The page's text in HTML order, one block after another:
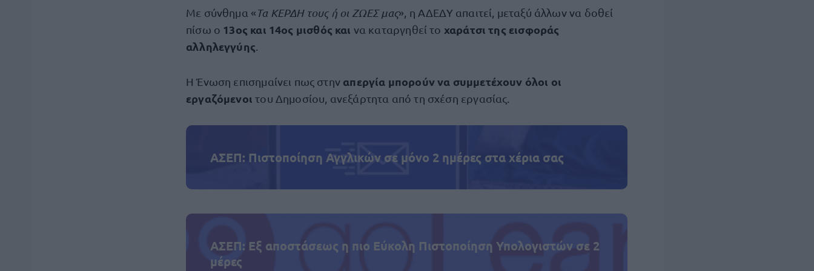
Με σύνθημα «Τα ΚΕΡΔΗ τους ή οι ΖΩΕΣ μας», η ΑΔΕΔΥ απαιτεί, μεταξύ άλλων να δοθεί
πίσω ο 13ος και 14ος μισθός και να καταργηθεί το χαράτσι της εισφοράς
αλληλεγγύης
Η Ένωση επισημαίνει πως στην απεργία μπορούν να συμμετέχουν όλοι οι
εργαζόμενοι του Δημοσίου, ανεξάρτητα από τη σχέση εργασίας.
ΑΣΕΠ: Πιστοποίηση Αγγλικών σε μόνο 2 ημέρες στα χέρια σας
ΑΣΕΠ: Εξ αποστάσεως η πιο Εύκολη Πιστοποίηση Υπολογιστών σε 2
μέρες